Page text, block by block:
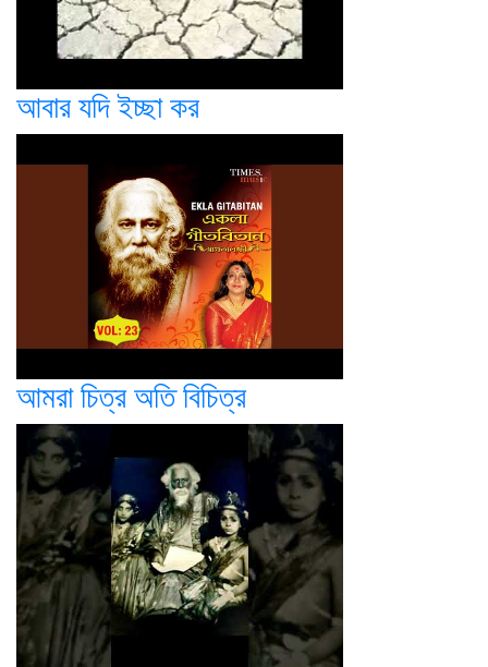
আবার যদি ইচ্ছা কর
আমরা চিত্র অতি বিচিত্র